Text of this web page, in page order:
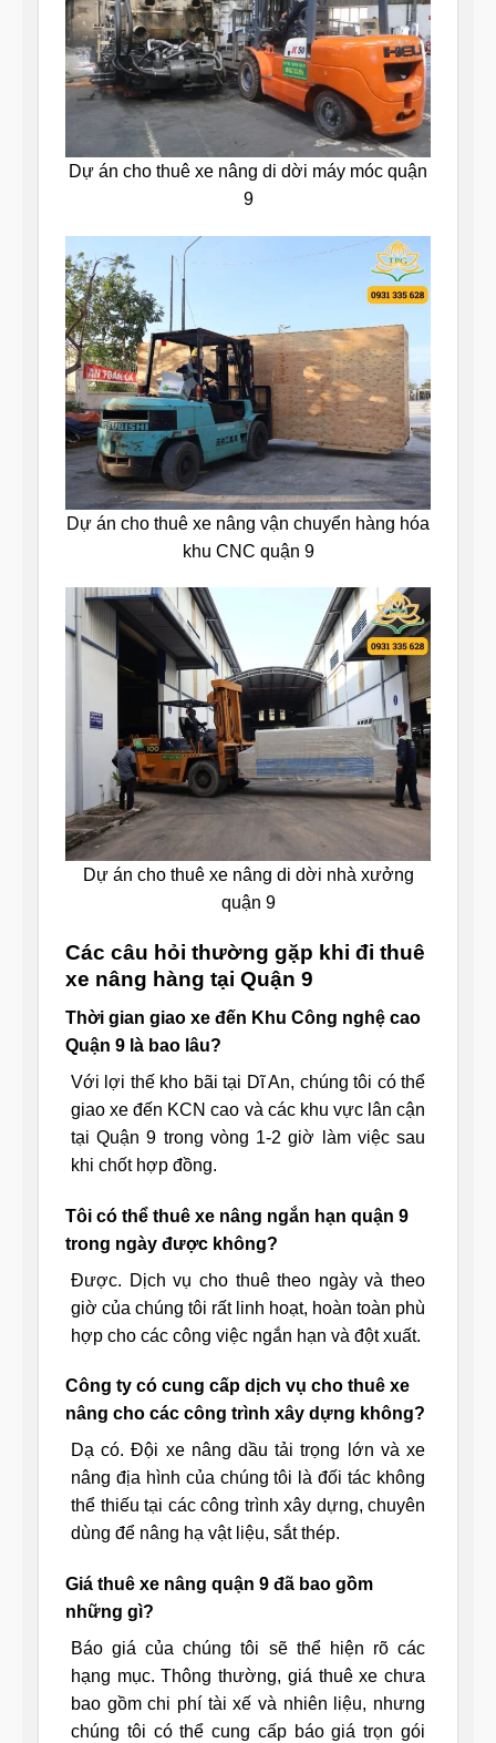
Dự án cho thuê xe nâng di dời máy móc quận
9
Dự án cho thuê xe nâng vận chuyển hàng hóa
khu CNC quận 9
Dự án cho thuê xe nâng di dời nhà xưởng
quận 9
Các câu hỏi thường gặp khi đi thuê
xe nâng hàng tại Quận 9
Thời gian giao xe đến Khu Công nghệ cao
Quận 9 là bao lâu?
Với lợi thế kho bãi tại Dĩ An, chúng tôi có thể
giao xe đến KCN cao và các khu vực lân cận
tại Quận 9 trong vòng 1-2 giờ làm việc sau
khi chốt hợp đồng.
Tôi có thể thuê xe nâng ngắn hạn quận 9
trong ngày được không?
Được. Dịch vụ cho thuê theo ngày và theo
giờ của chúng tôi rất linh hoạt, hoàn toàn phù
hợp cho các công việc ngắn hạn và đột xuất.
Công ty có cung cấp dịch vụ cho thuê xe
nâng cho các công trình xây dựng không?
Dạ có. Đội xe nâng dầu tải trọng lớn và xe
nâng địa hình của chúng tôi là đối tác không
thể thiếu tại các công trình xây dựng, chuyên
dùng để nâng hạ vật liệu, sắt thép.
Giá thuê xe nâng quận 9 đã bao gồm
những gì?
Báo giá của chúng tôi sẽ thể hiện rõ các
hạng mục. Thông thường, giá thuê xe chưa
bao gồm chi phí tài xế và nhiên liệu, nhưng
chúng tôi có thể cung cấp báo giá trọn gói